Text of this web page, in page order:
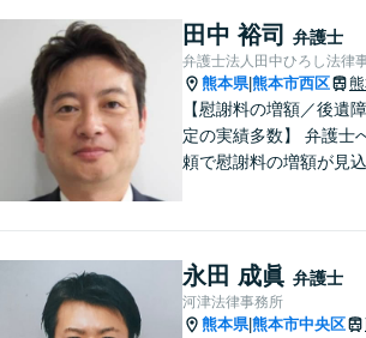
田中 裕司 弁護士
弁護士法人田中ひろし法律
熊本県|熊本市西区
【慰謝料の増額／後遺
定の実績多数】 弁護士
頼で慰謝料の増額が見込
ノウハウ多数】相続手続
ら遺言書までトータルサ
ト【JR熊本駅から徒歩
永田 成眞 弁護士
河津法律事務所
熊本県|熊本市中央区